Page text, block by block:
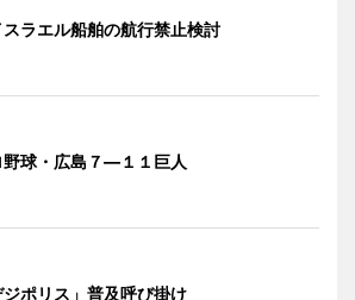
ラエル船舶の航行禁止検討
野球・広島７―１１巨人
ジポリス」普及呼び掛け